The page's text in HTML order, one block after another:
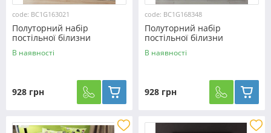
code: BC1G163021
Полуторний набір
постільної білизни
150*220 із Бязі "Gold"
№163021 Черешенка™
В наявності
928 грн
code: BC1G168348
Полуторний набір
постільної білизни
150*220 із Бязі "Gold"
№168348 Черешенка™
В наявності
928 грн